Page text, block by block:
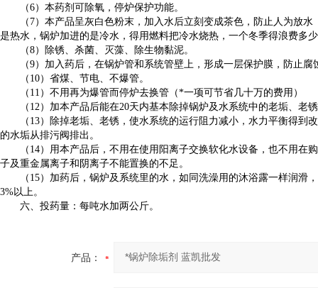
（6）本药剂可除氧，停炉保护功能。
（7） 本产品呈灰白色粉末，加入水后立刻变成茶色，防止人为放
是热水，锅炉加进的是冷水，得用燃料把冷水烧热，一个冬季得浪费多
（8）除锈、杀菌、灭藻、除生物黏泥。
（9）加入药后，在锅炉管和系统管壁上，形成一层保护膜，防止腐
（10）省煤、节电、不爆管。
（11） 不用再为爆管而停炉去换管（*一项可节省几十万的费用）
（12）加本产品后能在20天内基本除掉锅炉及水系统中的老垢、老
（13）除掉老垢、老锈，使水系统的运行阻力减小，水力平衡得到
的水垢从排污阀排出。
（14）用本产品后，不用在使用阳离子交换软化水设备，也不用在
子及重金属离子和阴离子不能置换的不足。
（15） 加药后，锅炉及系统里的水，如同洗澡用的沐浴露一样润滑
3%以上。
六、投药量：每吨水加两公斤。
产品：